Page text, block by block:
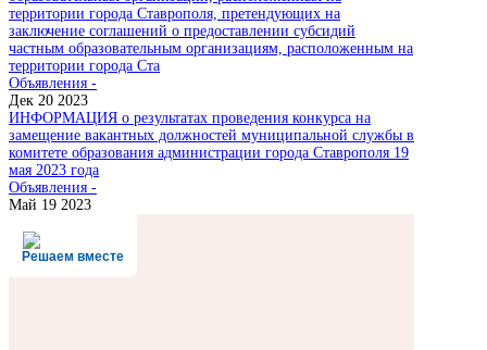
территории города Ставрополя, претендующих на
заключение соглашений о предоставлении субсидий
частным образовательным организациям, расположенным на
территории города Ста
Объявления -
Дек 20 2023
ИНФОРМАЦИЯ о результатах проведения конкурса на
замещение вакантных должностей муниципальной службы в
комитете образования администрации города Ставрополя 19
мая 2023 года
Объявления -
Май 19 2023
Решаем вместе